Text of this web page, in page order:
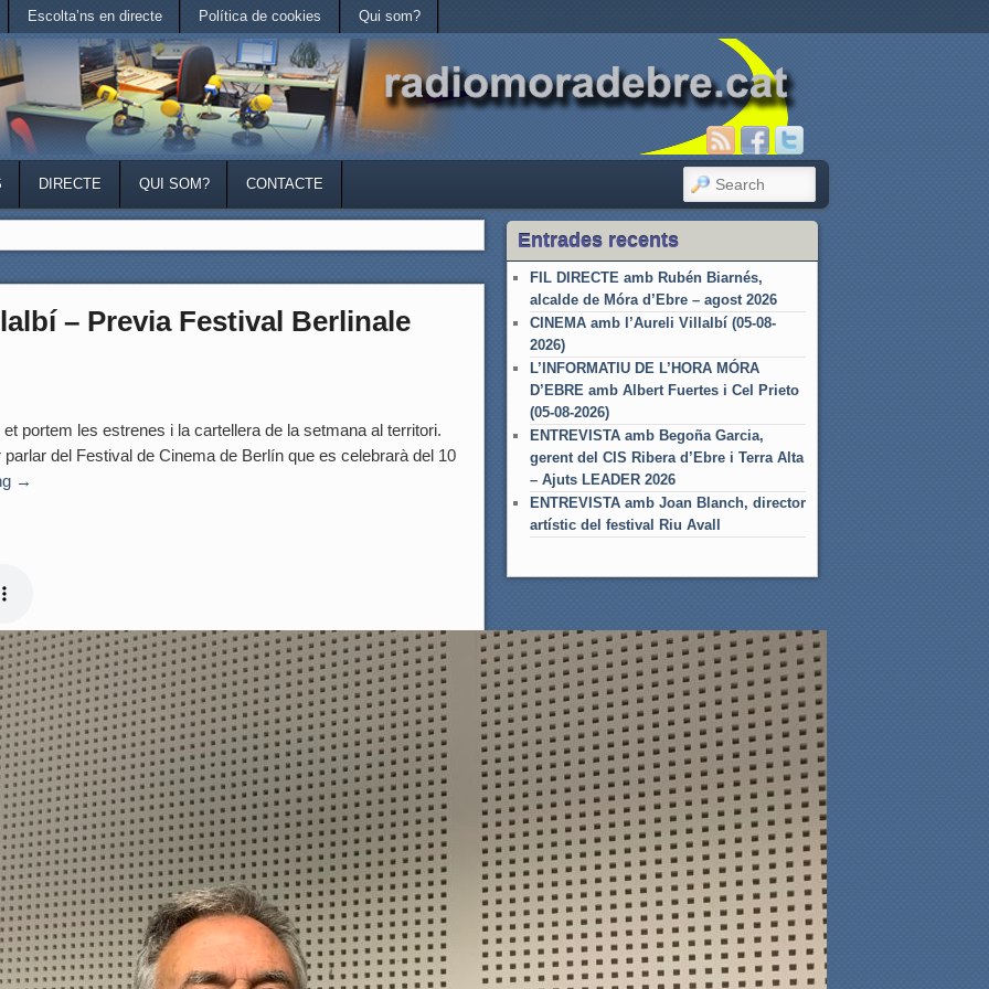
Escolta’ns en directe Política de cookies Qui som?
DIRECTE QUI SOM? CONTACTE SEARCH
– Previa Festival Berlinale
portem les estrenes i la cartellera de la setmana al territori.
del Festival de Cinema de Berlín que es celebrarà del 10
→
Entrades recents
FIL DIRECTE amb Rubén Biarnés,
alcalde de Móra d’Ebre – agost 2026
CINEMA amb l’Aureli Villalbí (05-08-
2026)
L’INFORMATIU DE L’HORA MÓRA
D’EBRE amb Albert Fuertes i Cel Prieto
(05-08-2026)
ENTREVISTA amb Begoña Garcia,
gerent del CIS Ribera d’Ebre i Terra Alta
– Ajuts LEADER 2026
ENTREVISTA amb Joan Blanch, director
artístic del festival Riu Avall